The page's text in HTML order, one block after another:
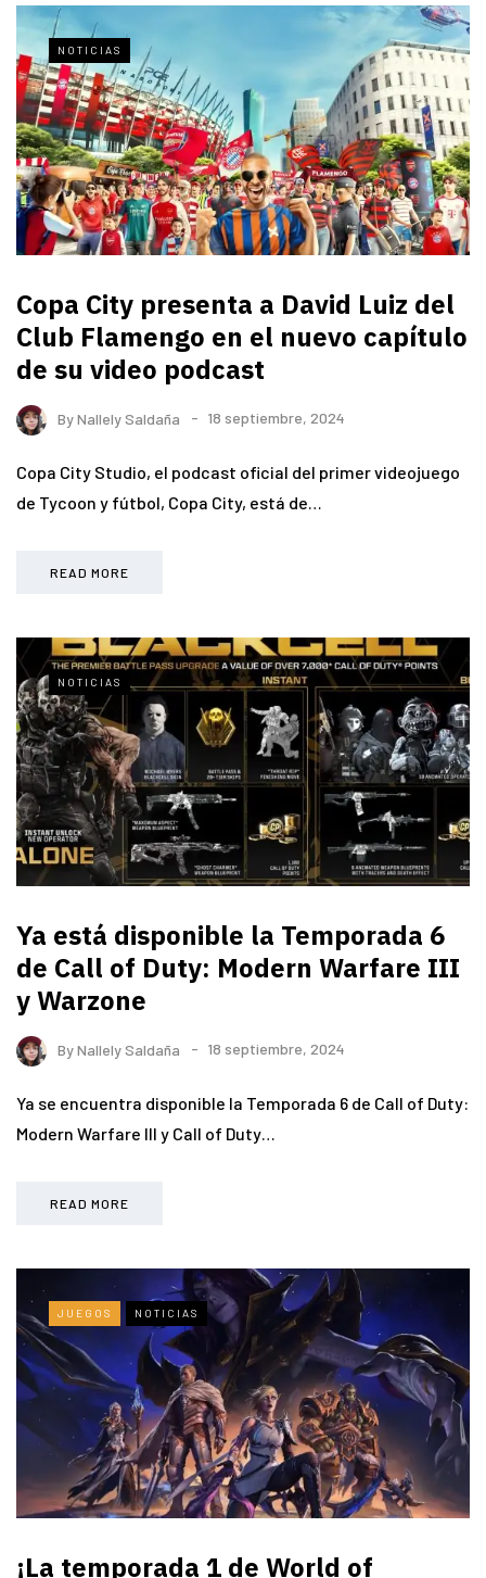
NOTICIAS
Copa City presenta a David Luiz del
Club Flamengo en el nuevo capítulo
de su video podcast
ByNallely Saldaña 18 septiembre, 2024
Copa City Studio, el podcast oficial del primer videojuego
de Tycoon y fútbol, Copa City, está de…
READ MORE
NOTICIAS
Ya está disponible la Temporada 6
de Call of Duty: Modern Warfare III
y Warzone
ByNallely Saldaña 18 septiembre, 2024
Ya se encuentra disponible la Temporada 6 de Call of Duty:
Modern Warfare III y Call of Duty…
READ MORE
JUEGOS NOTICIAS
¡La temporada 1 de World of